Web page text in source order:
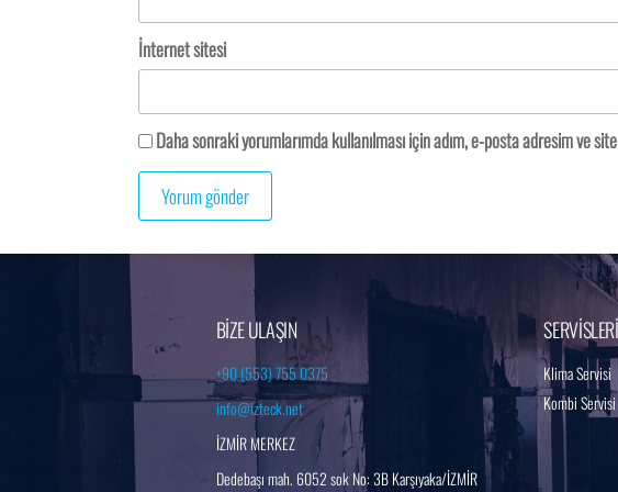
İnternet sitesi
Daha sonraki yorumlarımda kullanılması için adım, e-posta adresim ve
BİZE ULAŞIN
+90 (553) 755 0375
info@izteck.net
İZMİR MERKEZ
Dedebaşı mah. 6052 sok No: 3B Karşıyaka/İZMİR
Klima Servisi
Kombi Servisi